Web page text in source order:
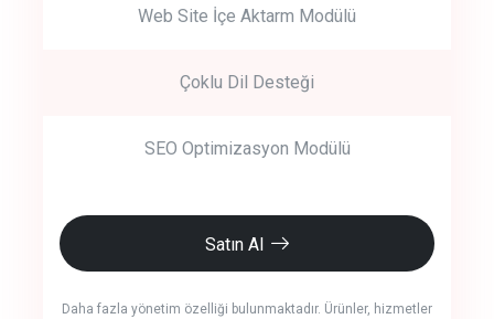
Web Site İçe Aktarm Modülü
Çoklu Dil Desteği
SEO Optimizasyon Modülü
Satın Al
Daha fazla yönetim özelliği bulunmaktadır. Ürünler, hizmetler